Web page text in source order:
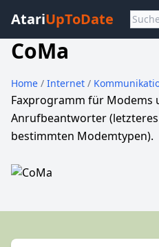
AtariUpToDate
CoMa
Home / Internet /
Faxprogramm für Modems
Anrufbeantworter
bestimmten Modemtypen).